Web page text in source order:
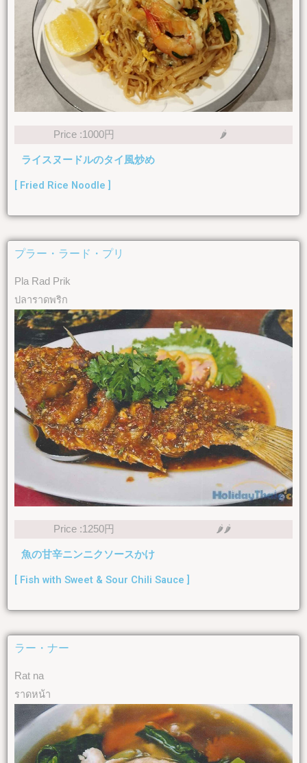
Price :1000円 🌶
ライスヌードルのタイ風炒め
[ Fried Rice Noodle ]
プラー・ラード・プリ
Pla Rad Prik
ปลาราดพริก
Price :1250円 🌶🌶
魚の甘辛ニンニクソースかけ
[ Fish with Sweet & Sour Chili Sauce ]
ラー・ナー
Rat na
ราดหน้า